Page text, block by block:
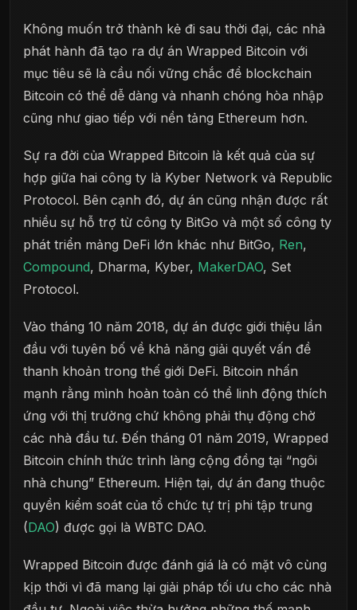
Không muốn trở thành kẻ đi sau thời đại, các nhà
phát hành đã tạo ra dự án Wrapped Bitcoin với
mục tiêu sẽ là cầu nối vững chắc để blockchain
Bitcoin có thể dễ dàng và nhanh chóng hòa nhập
cũng như giao tiếp với nền tảng Ethereum hơn.
Sự ra đời của Wrapped Bitcoin là kết quả của sự
hợp giữa hai công ty là Kyber Network và Republic
Protocol. Bên cạnh đó, dự án cũng nhận được rất
nhiều sự hỗ trợ từ công ty BitGo và một số công ty
phát triển mảng DeFi lớn khác như BitGo, Ren,
Compound, Dharma, Kyber, MakerDAO, Set
Protocol.
Vào tháng 10 năm 2018, dự án được giới thiệu lần
đầu với tuyên bố về khả năng giải quyết vấn đề
thanh khoản trong thế giới DeFi. Bitcoin nhấn
mạnh rằng mình hoàn toàn có thể linh động thích
ứng với thị trường chứ không phải thụ động chờ
các nhà đầu tư. Đến tháng 01 năm 2019, Wrapped
Bitcoin chính thức trình làng cộng đồng tại “ngôi
nhà chung” Ethereum. Hiện tại, dự án đang thuộc
quyền kiểm soát của tổ chức tự trị phi tập trung
(DAO) được gọi là WBTC DAO.
Wrapped Bitcoin được đánh giá là có mặt vô cùng
kịp thời vì đã mang lại giải pháp tối ưu cho các nhà